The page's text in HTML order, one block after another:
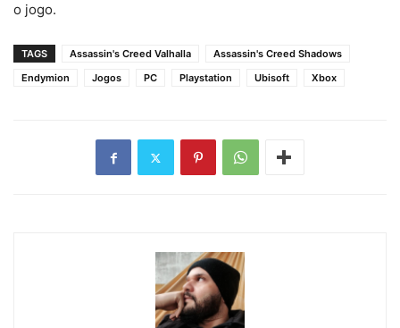
o jogo.
TAGS Assassin's Creed Valhalla
Assassin's Creed Shadows
Endymion
Jogos PC Playstation Ubisoft Xbox